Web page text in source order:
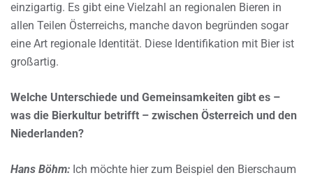
einzigartig. Es gibt eine Vielzahl an regionalen Bieren in
allen Teilen Österreichs, manche davon begründen sogar
eine Art regionale Identität. Diese Identifikation mit Bier ist
großartig.
Welche Unterschiede und Gemeinsamkeiten gibt es –
was die Bierkultur betrifft – zwischen Österreich und den
Niederlanden?
Hans Böhm: Ich möchte hier zum Beispiel den Bierschaum